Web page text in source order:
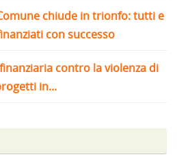
chiude in trionfo: tutti e
con successo
contro la violenza di
in...